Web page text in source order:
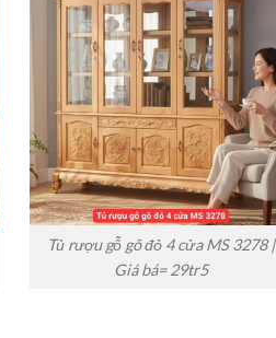
Tủ rượu gỗ gõ đỏ 4 cửa MS 3278 |
Giá bá= 29tr5